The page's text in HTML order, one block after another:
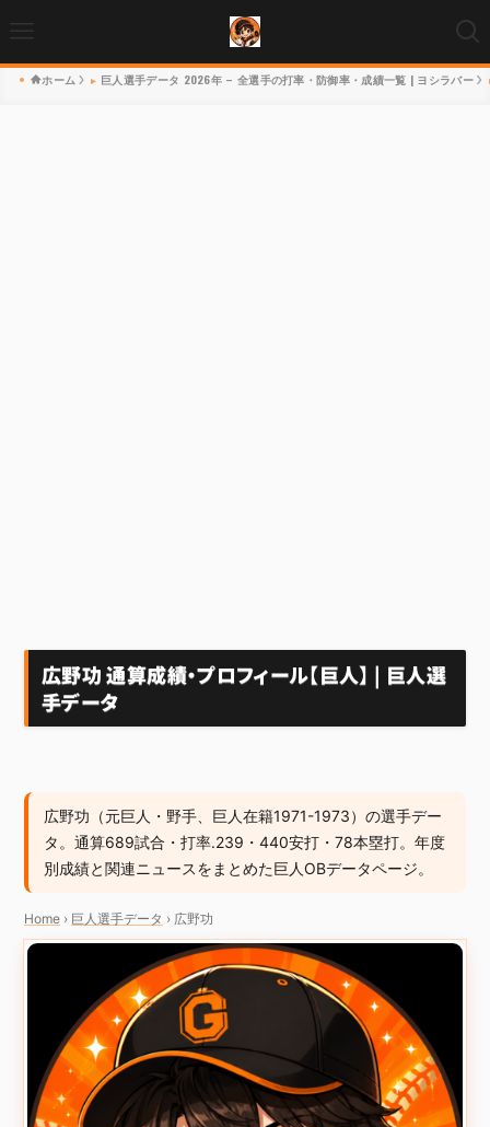
ホーム 巨人選手データ 2026年 – 全選手の打率・防御率・成績一覧 | ヨシラバー
広野功 通算成績・プロフィール【巨人】 | 巨人選
手データ
広野功（元巨人・野手、巨人在籍1971-1973）の選手デー
タ。通算689試合・打率.239・440安打・78本塁打。年度
別成績と関連ニュースをまとめた巨人OBデータページ。
Home › 巨人選手データ › 広野功